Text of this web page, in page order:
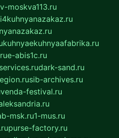
moskva113.ru
kuhnyaekuhnyaafabrika.ru
e-abis1c.ru
dark-sand.ru
sib-archives.ru
venda-festival.ru
msk.ru1-mus.ru
purse-factory.ru